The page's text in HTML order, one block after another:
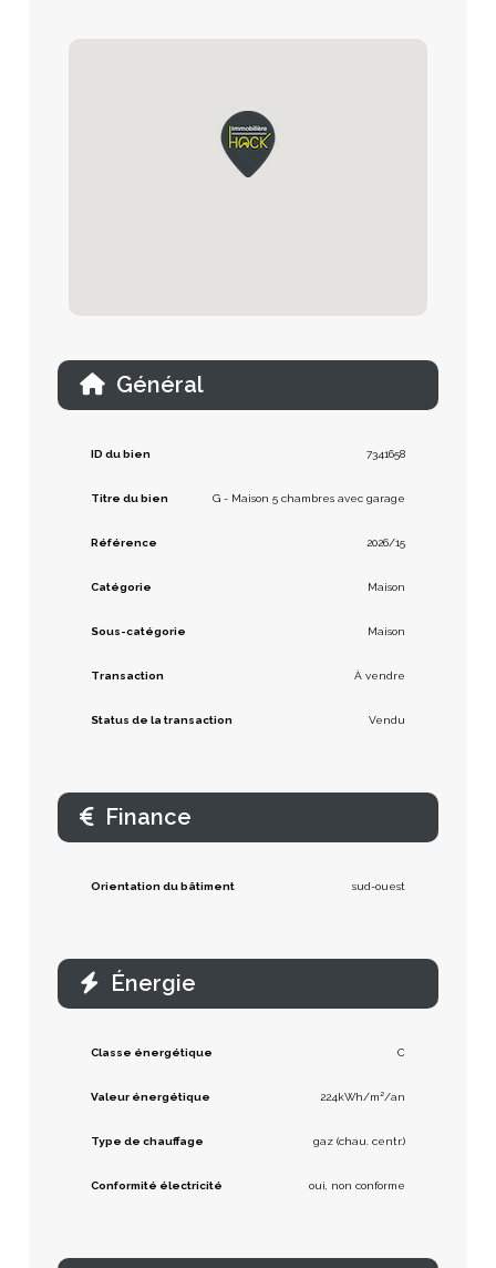
Général
ID du bien 7341658
Titre du bien G - Maison 5 chambres avec garage
Référence 2026/15
Catégorie Maison
Sous-catégorie Maison
Transaction À vendre
Status de la transaction Vendu
Finance
Orientation du bâtiment sud-ouest
Énergie
Classe énergétique C
Valeur énergétique 224kWh/m²/an
Type de chauffage gaz (chau. centr.)
Conformité électricité oui, non conforme